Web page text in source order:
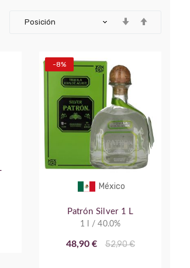
México
-8%
Patrón Silver 1 L
1 l / 40.0%
48,90 € 52,90 €